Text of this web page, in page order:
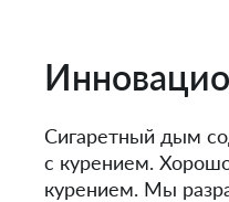
Сигаретный дым
с курением.
курением. Мы